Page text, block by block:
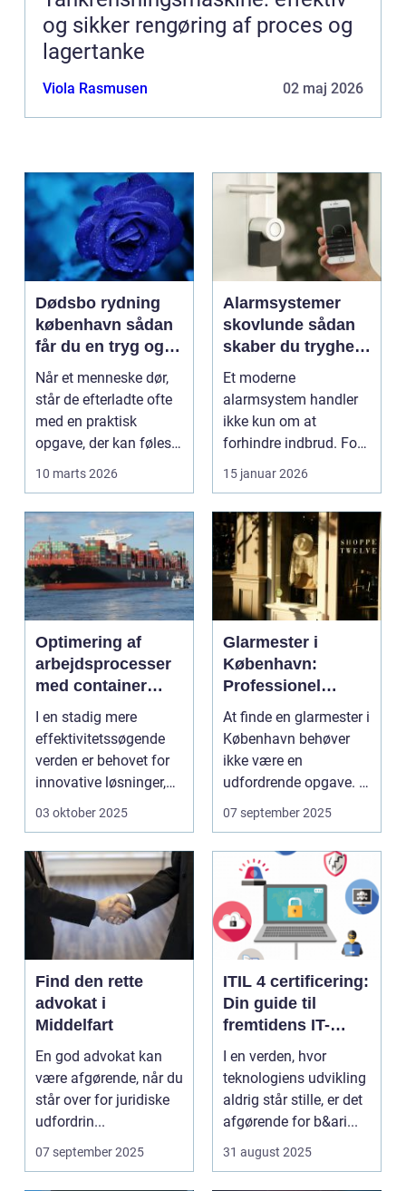
og sikker rengøring af proces og
lagertanke
Viola Rasmusen 02 maj 2026
Dødsbo rydning
københavn sådan
får du en tryg og
effektiv løsning
Når et menneske dør,
står de efterladte ofte
med en praktisk
opgave, der kan føles
helt uoverskuelig...
10 marts 2026
Alarmsystemer
skovlunde sådan
skaber du tryghed
i hverdagen
Et moderne
alarmsystem handler
ikke kun om at
forhindre indbrud. For
mange familier og
virksomheder ...
15 januar 2026
Optimering af
arbejdsprocesser
med container
tilter
I en stadig mere
effektivitetssøgende
verden er behovet for
innovative løsninger,
der ...
03 oktober 2025
Glarmester i
København:
Professionel
løsning til alle
behov
At finde en glarmester i
København behøver
ikke være en
udfordrende opgave. I
en...
07 september 2025
Find den rette
advokat i
Middelfart
En god advokat kan
være afgørende, når du
står over for juridiske
udfordrin...
07 september 2025
ITIL 4 certificering:
Din guide til
fremtidens IT-
service
management
I en verden, hvor
teknologiens udvikling
aldrig står stille, er det
afgørende for b&ari...
31 august 2025